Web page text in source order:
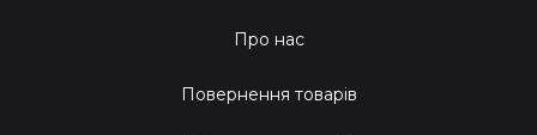
Про нас
Повернення товарів